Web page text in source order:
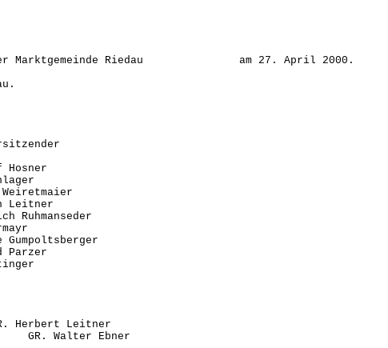
der Marktgemeinde Riedau am 27. April 2000.
Leitner
Leitner
Ebner